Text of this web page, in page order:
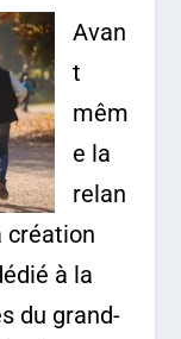
Avan
t
mêm
e la
relan
création
à la
du grand-